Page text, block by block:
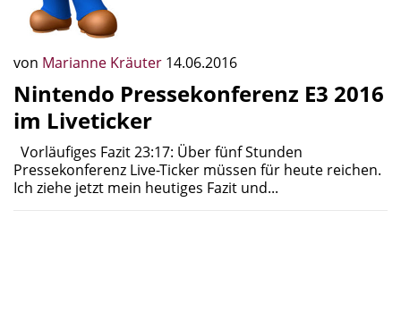
von Marianne Kräuter 14.06.2016
Nintendo Pressekonferenz E3 2016
im Liveticker
Vorläufiges Fazit 23:17: Über fünf Stunden
Pressekonferenz Live-Ticker müssen für heute reichen.
Ich ziehe jetzt mein heutiges Fazit und...